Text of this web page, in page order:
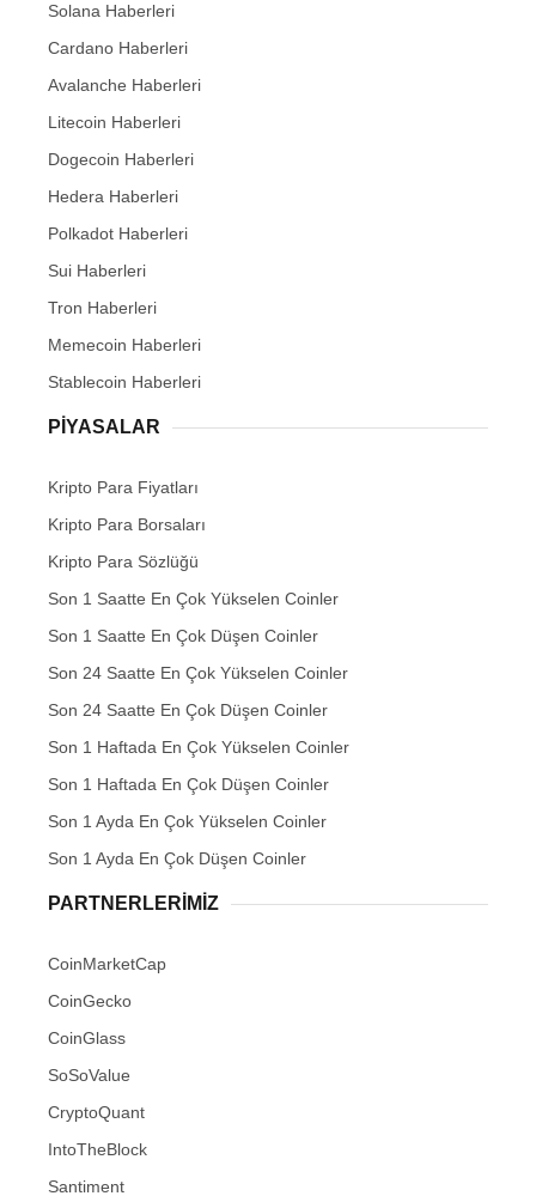
Solana Haberleri
Cardano Haberleri
Avalanche Haberleri
Litecoin Haberleri
Dogecoin Haberleri
Hedera Haberleri
Polkadot Haberleri
Sui Haberleri
Tron Haberleri
Memecoin Haberleri
Stablecoin Haberleri
PIYASALAR
Kripto Para Fiyatları
Kripto Para Borsaları
Kripto Para Sözlüğü
Son 1 Saatte En Çok Yükselen Coinler
Son 1 Saatte En Çok Düşen Coinler
Son 24 Saatte En Çok Yükselen Coinler
Son 24 Saatte En Çok Düşen Coinler
Son 1 Haftada En Çok Yükselen Coinler
Son 1 Haftada En Çok Düşen Coinler
Son 1 Ayda En Çok Yükselen Coinler
Son 1 Ayda En Çok Düşen Coinler
PARTNERLERIMIZ
CoinMarketCap
CoinGecko
CoinGlass
SoSoValue
CryptoQuant
IntoTheBlock
Santiment